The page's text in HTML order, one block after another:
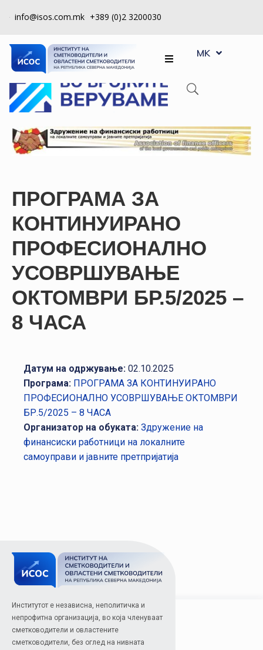
info@isos.com.mk +389 (0)2 3200030
ЗА
НАС
РЕГИСТРИ
КОНТРОЛА
КАКО
ДА
СТАНАМ
ЧЛЕН
НАСТАНИ
КОНТАКТ
НАЈАВА
АЖУРИРАЈ
ПОДАТОЦИ
MK
SQ
ПРОГРАМА ЗА
КОНТИНУИРАНО
ПРОФЕСИОНАЛНО
УСОВРШУВАЊЕ
ОКТОМВРИ БР.5/2025 –
8 ЧАСА
Датум на одржување: 02.10.2025
Програма: ПРОГРАМА ЗА КОНТИНУИРАНО
ПРОФЕСИОНАЛНО УСОВРШУВАЊЕ ОКТОМВРИ
БР.5/2025 – 8 ЧАСА
Организатор на обуката: Здружение на
финансиски работници на локалните
самоуправи и јавните претпријатија
Институтот е независна, неполитичка и
непрофитна организација, во која членуваат
сметководители и овластените
сметководители, без оглед на нивната